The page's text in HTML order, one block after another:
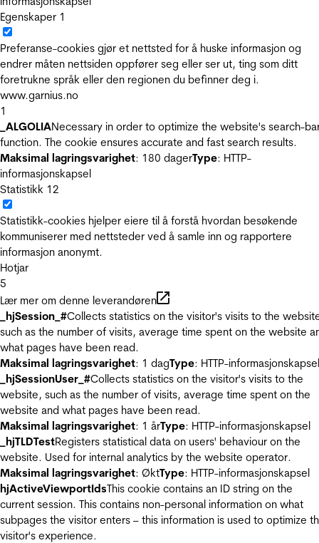
Egenskaper 1
Preferanse-cookies gjør et nettsted for å huske informasjon og
endrer måten nettsiden oppfører seg eller ser ut, ting som ditt
foretrukne språk eller den regionen du befinner deg i.
www.garnius.no
1
_ALGOLIANecessary in order to optimize the website's search-
function. The cookie ensures accurate and fast search results.
Maksimal lagringsvarighet: 180 dagerType: HTTP-
informasjonskapsel
Statistikk 12
Statistikk-cookies hjelper eiere til å forstå hvordan besøkende
kommuniserer med nettsteder ved å samle inn og rapportere
informasjon anonymt.
Hotjar
5
Lær mer om denne leverandøren
_hjSession_#Collects statistics on the visitor's visits to the
such as the number of visits, average time spent on the website
what pages have been read.
Maksimal lagringsvarighet: 1 dagType: HTTP-informasjonskapsel
_hjSessionUser_#Collects statistics on the visitor's visits to the
website, such as the number of visits, average time spent on the
website and what pages have been read.
Maksimal lagringsvarighet: 1 årType: HTTP-informasjonskapsel
_hjTLDTestRegisters statistical data on users' behaviour on the
website. Used for internal analytics by the website operator.
Maksimal lagringsvarighet: ØktType: HTTP-informasjonskapsel
hjActiveViewportIdsThis cookie contains an ID string on the
current session. This contains non-personal information on what
subpages the visitor enters – this information is used to optimize
visitor's experience.